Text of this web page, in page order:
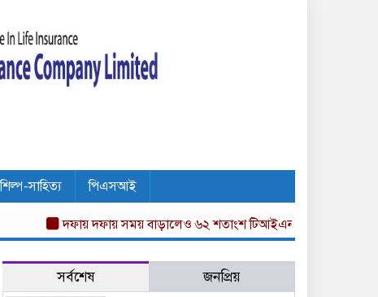
শিল্প-সাহিত্য পিএসআই
দফায় দফায় সময় বাড়ালেও ৬২ শতাংশ টিআইএনধারী রিটার্ন দেয়নি
সর্বশেষ জনপ্রিয়